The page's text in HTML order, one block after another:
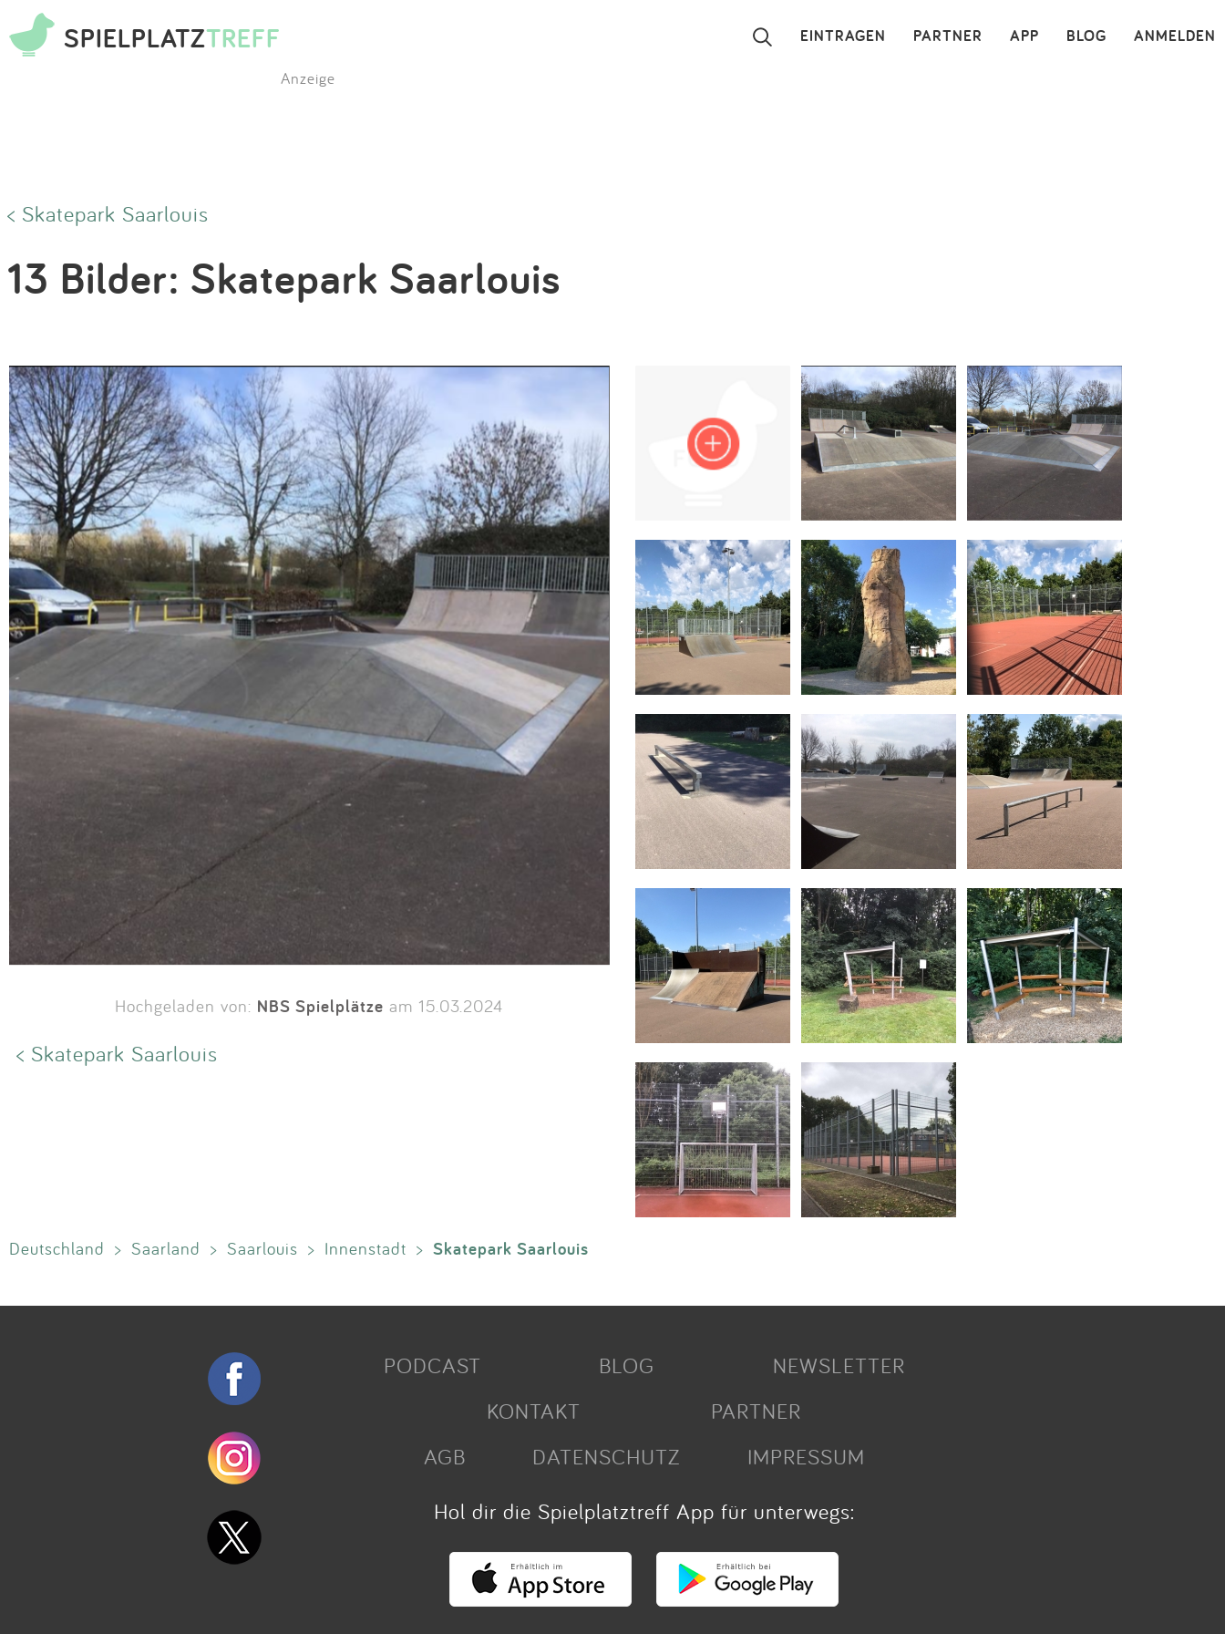
SPIELPLATZTREFF ANMELDEN
BLOG
APP
PARTNER
EINTRAGEN ×
Kontakt
Impressum
Anmelden
Anzeige
< Skatepark Saarlouis
13 Bilder: Skatepark Saarlouis
Hochgeladen von: NBS Spielplätze am 15.03.2024
< Skatepark Saarlouis
Deutschland > Saarland > Saarlouis > Innenstadt > Skatepark Saarlouis
PODCAST BLOG
NEWSLETTER
KONTAKT
PARTNER
AGB
DATENSCHUTZ
IMPRESSUM
Hol dir die Spielplatztreff App für unterwegs: